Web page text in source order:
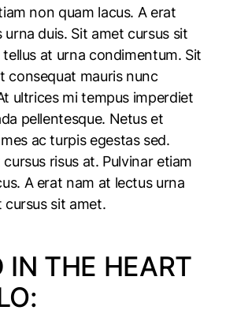
non quam lacus. A erat
urna duis. Sit amet cursus sit
at urna condimentum. Sit
consequat mauris nunc
ultrices mi tempus imperdiet
pellentesque. Netus et
ac turpis egestas sed.
risus at. Pulvinar etiam
A erat nam at lectus urna
cursus sit amet.
IN THE HEART